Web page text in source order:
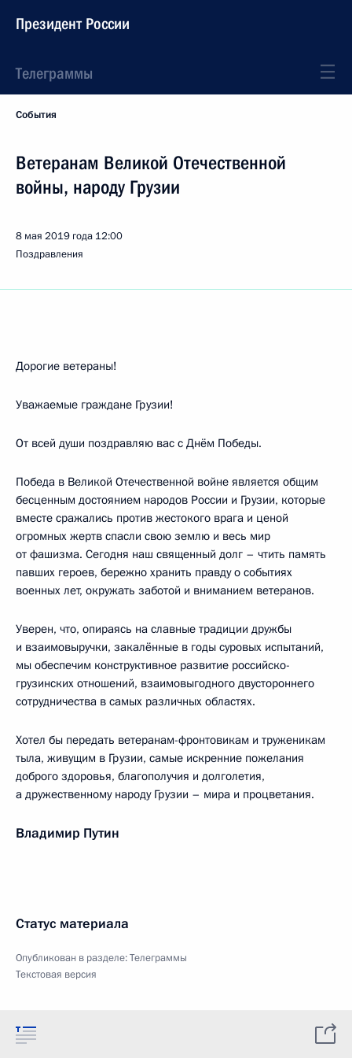
Президент России
Телеграммы
События
Ветеранам Великой Отечественной
войны, народу Грузии
8 мая 2019 года 12:00
Поздравления
Дорогие ветераны!
Уважаемые граждане Грузии!
От всей души поздравляю вас с Днём Победы.
Победа в Великой Отечественной войне является общим
бесценным достоянием народов России и Грузии, которые
вместе сражались против жестокого врага и ценой
огромных жертв спасли свою землю и весь мир
от фашизма. Сегодня наш священный долг – чтить память
павших героев, бережно хранить правду о событиях
военных лет, окружать заботой и вниманием ветеранов.
Уверен, что, опираясь на славные традиции дружбы
и взаимовыручки, закалённые в годы суровых испытаний,
мы обеспечим конструктивное развитие российско-
грузинских отношений, взаимовыгодного двустороннего
сотрудничества в самых различных областях.
Хотел бы передать ветеранам-фронтовикам и труженикам
тыла, живущим в Грузии, самые искренние пожелания
доброго здоровья, благополучия и долголетия,
а дружественному народу Грузии – мира и процветания.
Владимир Путин
Статус материала
Опубликован в разделе:Телеграммы
Текстовая версия